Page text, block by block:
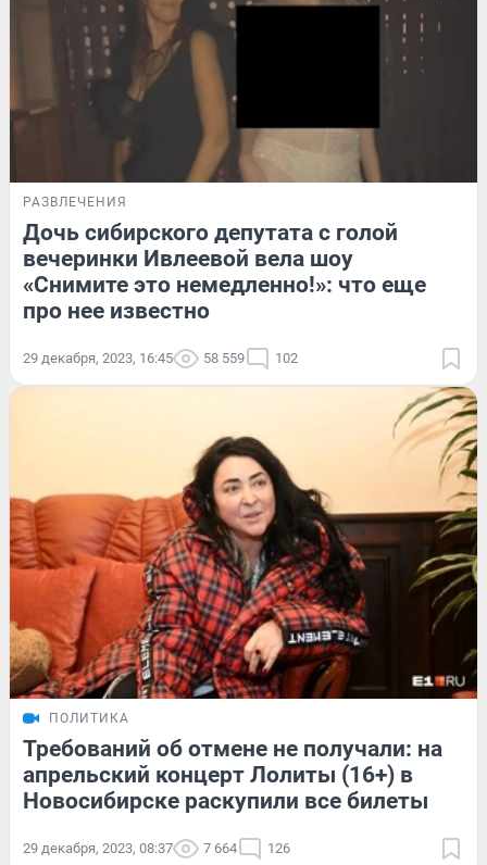
РАЗВЛЕЧЕНИЯ
Дочь сибирского депутата с голой
вечеринки Ивлеевой вела шоу
«Снимите это немедленно!»: что еще
про нее известно
29 декабря, 2023, 16:45 58 559 102
ПОЛИТИКА
Требований об отмене не получали: на
апрельский концерт Лолиты (16+) в
Новосибирске раскупили все билеты
29 декабря, 2023, 08:37 7 664 126